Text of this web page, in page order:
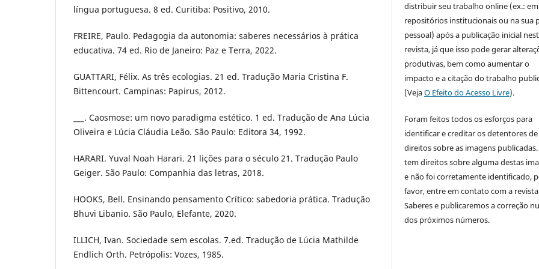
língua portuguesa. 8 ed. Curitiba: Positivo, 2010.
FREIRE, Paulo. Pedagogia da autonomia: saberes necessários à prática
educativa. 74 ed. Rio de Janeiro: Paz e Terra, 2022.
GUATTARI, Félix. As três ecologias. 21 ed. Tradução Maria Cristina F.
Bittencourt. Campinas: Papirus, 2012.
___. Caosmose: um novo paradigma estético. 1 ed. Tradução de Ana Lúcia
Oliveira e Lúcia Cláudia Leão. São Paulo: Editora 34, 1992.
HARARI. Yuval Noah Harari. 21 lições para o século 21. Tradução Paulo
Geiger. São Paulo: Companhia das letras, 2018.
HOOKS, Bell. Ensinando pensamento Crítico: sabedoria prática. Tradução
Bhuvi Libanio. São Paulo, Elefante, 2020.
ILLICH, Ivan. Sociedade sem escolas. 7.ed. Tradução de Lúcia Mathilde
Endlich Orth. Petrópolis: Vozes, 1985.
distribuir seu trabalho online (ex.: em
repositórios institucionais ou na sua
pessoal) após a publicação inicial
revista, já que isso pode gerar
produtivas, bem como aumentar o
impacto e a citação do trabalho
(VejaO Efeito do Acesso Livre).
Foram feitos todos os esforços para
identificar e creditar os detentores de
direitos sobre as imagens publicadas.
tem direitos sobre alguma destas
e não foi corretamente identificado,
favor, entre em contato com a revista
Saberes e publicaremos a correção
dos próximos números.